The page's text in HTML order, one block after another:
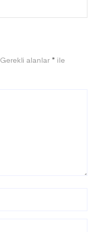
Gerekli alanlar * ile